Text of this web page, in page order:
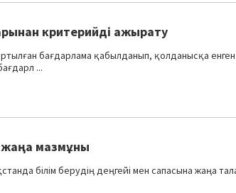
критерийді ажырату
бағдарлама қабылданып, қолданысқа
...
жаңа мазмұны
білім берудің деңгейі мен сапасына жаңа